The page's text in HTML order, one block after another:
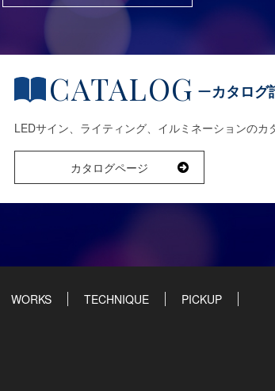
CATALOG カタログ
LEDサイン、ライティング、イルミネーションのカ
カタログページ
WORKS TECHNIQUE
PICKUP